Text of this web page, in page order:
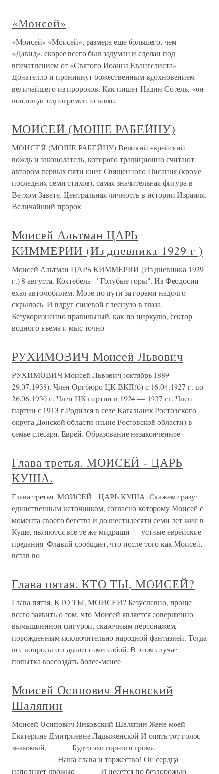
«Моисей»
«Моисей» «Моисей», размера еще большего, чем
«Давид», скорее всего был задуман и сделан под
впечатлением от «Святого Иоанна Евангелиста»
Донателло и проникнут божественным вдохновением
величайшего из пророков. Как пишет Надин Сотель, «он
воплощал одновременно волю,
МОИСЕЙ (МОШЕ РАБЕЙНУ)
МОИСЕЙ (МОШЕ РАБЕЙНУ) Великий еврейский
вождь и законодатель, которого традиционно считают
автором первых пяти книг Священного Писания (кроме
последних семи стихов), самая значительная фигура в
Ветхом Завете. Центральная личность в истории Израиля.
Величайший пророк
Моисей Альтман ЦАРЬ
КИММЕРИИ (Из дневника 1929 г.)
Моисей Альтман ЦАРЬ КИММЕРИИ (Из дневника 1929
г.) 8 августа. Коктебель - "Голубые горы". Из Феодосии
ехал автомобилем. Море по пути за горами надолго
скрылось. И вдруг синевой плеснуло в глаза.
Безукоризненно правильный, как по циркулю, сектор
водного въема и мыс точно
РУХИМОВИЧ Моисей Львович
РУХИМОВИЧ Моисей Львович (октябрь 1889 —
29.07.1938). Член Оргбюро ЦК ВКП(б) с 16.04.1927 г. по
26.06.1930 г. Член ЦК партии в 1924 — 1937 гг. Член
партии с 1913 г.Родился в селе Кагальник Ростовского
округа Донской области (ныне Ростовской области) в
семье слесаря. Еврей. Образование незаконченное
Глава третья. МОИСЕЙ - ЦАРЬ
КУША.
Глава третья. МОИСЕЙ - ЦАРЬ КУША. Скажем сразу:
единственным источником, согласно которому Моисей с
момента своего бегства и до шестидесяти семи лет жил в
Куше, являются все те же мидраши — устные еврейские
предания. Флавий сообщает, что после того как Моисей,
встав во
Глава пятая. КТО ТЫ, МОИСЕЙ?
Глава пятая. КТО ТЫ, МОИСЕЙ? Безусловно, проще
всего заявить о том, что Моисей является совершенно
вымышленной фигурой, сказочным персонажем,
порожденным исключительно народной фантазией. Тогда
все вопросы отпадают сами собой. В этом случае
попытка воссоздать более-менее
Моисей Осипович Янковский
Шаляпин
Моисей Осипович Янковский Шаляпин Жене моей
Екатерине Дмитриевне Ладыженской И опять тот голос
знакомый, Будто эхо горного грома, —
Наша слава и торжество! Он сердца
наполняет дрожью И несется по бездорожью